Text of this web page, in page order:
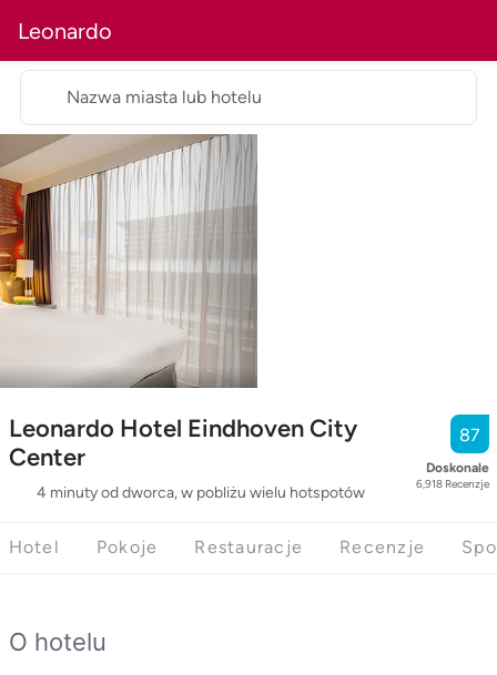
Leonardo
Leonardo Hotel Eindhoven City
Center
4 minuty od dworca, w pobliżu wielu hotspotów
87
Doskonale
6,918 Recenzje
Nazwa miasta lub hotelu
Hotel Pokoje Restauracje Recenzje
O hotelu